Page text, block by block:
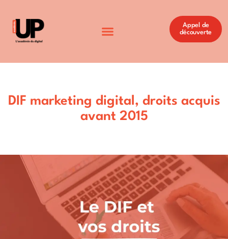
Appel de
découverte
DIF marketing digital, droits acquis
avant 2015